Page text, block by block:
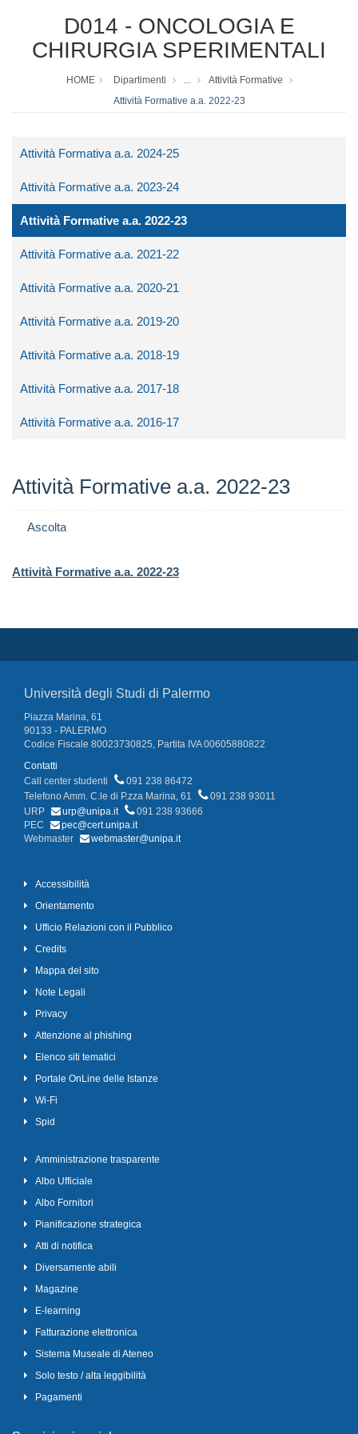
D014 - ONCOLOGIA E
CHIRURGIA SPERIMENTALI
HOME Dipartimenti ...
Attività Formative
Attività Formative a.a. 2022-23
Attività Formativa a.a. 2024-25
Attività Formative a.a. 2023-24
Attività Formative a.a. 2022-23
Attività Formative a.a. 2021-22
Attività Formative a.a. 2020-21
Attività Formative a.a. 2019-20
Attività Formative a.a. 2018-19
Attività Formative a.a. 2017-18
Attività Formative a.a. 2016-17
Attività Formative a.a. 2022-23
Ascolta
Attività Formative a.a. 2022-23
Università degli Studi di Palermo
Piazza Marina, 61
90133 - PALERMO
Codice Fiscale 80023730825, Partita IVA 00605880822
Contatti
Call center studenti
091 238 86472
Telefono Amm. C.le di P.zza Marina, 61
091 238 93011
URP
urp@unipa.it
091 238 93666
PEC
pec@cert.unipa.it
Webmaster
webmaster@unipa.it
Accessibilità
Orientamento
Ufficio Relazioni con il Pubblico
Credits
Mappa del sito
Note Legali
Privacy
Attenzione al phishing
Elenco siti tematici
Portale OnLine delle Istanze
Wi-Fi
Spid
Amministrazione trasparente
Albo Ufficiale
Albo Fornitori
Pianificazione strategica
Atti di notifica
Diversamente abili
Magazine
E-learning
Fatturazione elettronica
Sistema Museale di Ateneo
Solo testo / alta leggibilità
Pagamenti